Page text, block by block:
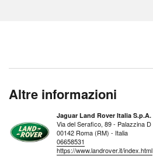
Altre informazioni
Jaguar Land Rover Italia S.p.A.
Via del Serafico, 89 - Palazzina D
00142 Roma (RM) - Italia
06658531
https://www.landrover.it/index.html